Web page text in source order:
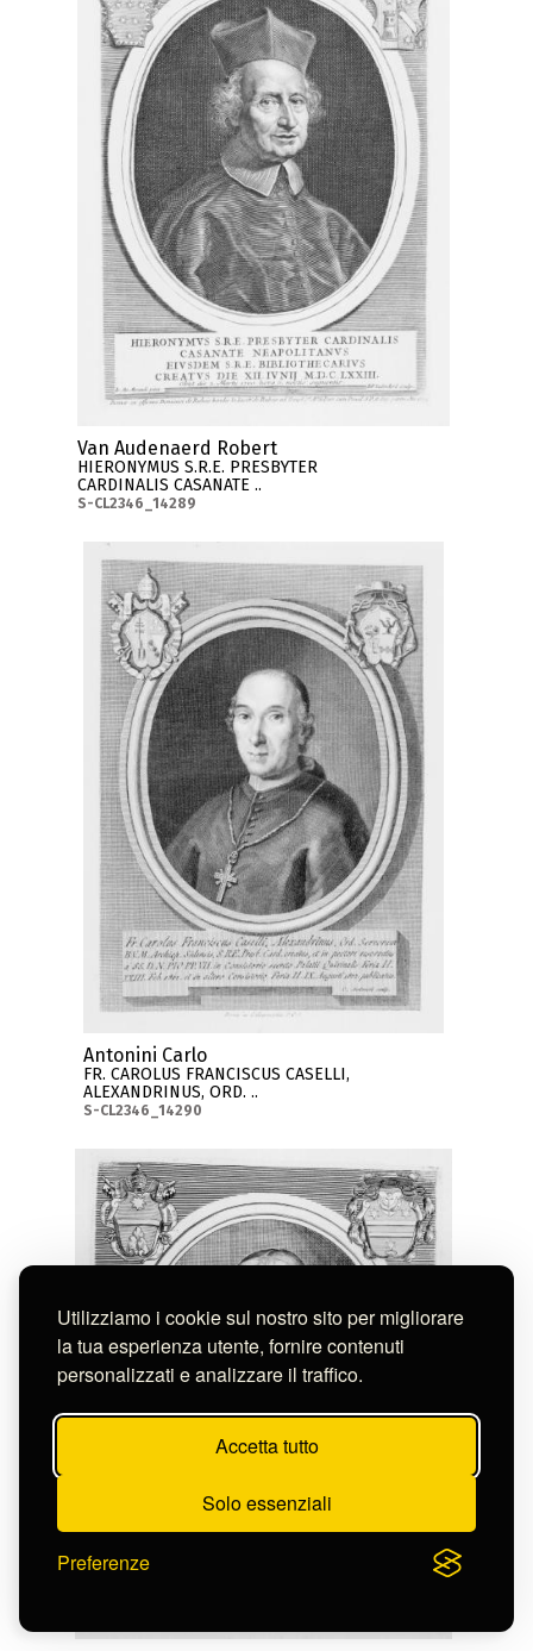
Utilizziamo i cookie sul nostro sito per migliorare
la tua esperienza utente, fornire contenuti
personalizzati e analizzare il traffico.
Accetta tutto
Solo essenziali
Preferenze
Van Audenaerd Robert
HIERONYMUS S.R.E. PRESBYTER
CARDINALIS CASANATE ..
S-CL2346_14289
Antonini Carlo
FR. CAROLUS FRANCISCUS CASELLI,
ALEXANDRINUS, ORD. ..
S-CL2346_14290